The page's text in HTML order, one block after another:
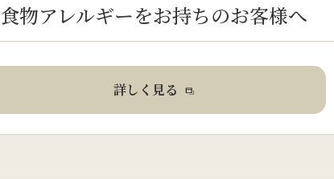
食物アレルギーをお持ちのお客様へ
詳しく見る